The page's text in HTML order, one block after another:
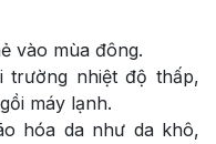
vào mùa đông.
trường nhiệt độ thấp,
máy lạnh.
hóa da như da khô,